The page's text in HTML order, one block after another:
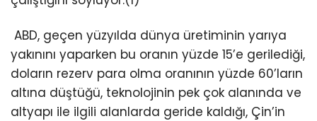
ABD, geçen yüzyılda dünya üretiminin yarıya
yakınını yaparken bu oranın yüzde 15’e gerilediği,
doların rezerv para olma oranının yüzde 60’ların
altına düştüğü, teknolojinin pek çok alanında ve
altyapı ile ilgili alanlarda geride kaldığı, Çin’in